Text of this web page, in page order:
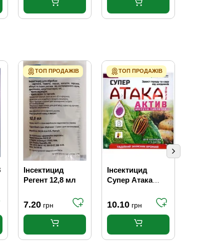
ТОП ПРОДАЖІВ
Інсектицид
Регент 12,8 мл
7.20 грн
ТОП ПРОДАЖІВ
Інсектицид
Супер Атака
10.10 грн